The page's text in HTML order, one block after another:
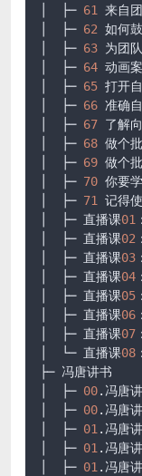
│  ├─ 61 来自
│  ├─ 62 如何
│  ├─ 63 为团
│  ├─ 64 动画
│  ├─ 65 打开
│  ├─ 66 准确
│  ├─ 67 了解
│  ├─ 68 做个
│  ├─ 69 做个
│  ├─ 70 你要
│  ├─ 71 记得
│  ├─ 直播课01
│  ├─ 直播课02
│  ├─ 直播课03
│  ├─ 直播课04
│  ├─ 直播课05
│  ├─ 直播课06
│  ├─ 直播课07
│  └─ 直播课08
├─ 冯唐讲书
│  ├─ 00.冯唐
│  ├─ 00.冯唐
│  ├─ 01 .冯唐
│  ├─ 01 .冯唐
│  ├─ 01 .冯唐